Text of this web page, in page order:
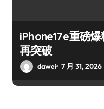
iPhone17e重磅
再突破
dawei 7 月 31, 2026